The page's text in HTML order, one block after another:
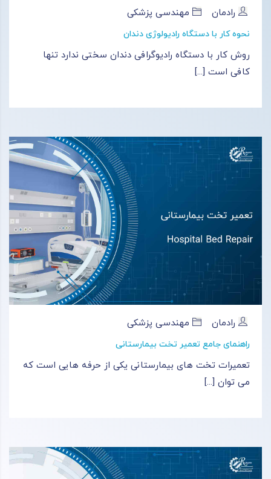
رادمان مهندسی پزشکی
نحوه کار با دستگاه رادیولوژی دندان
روش کار با دستگاه رادیوگرافی دندان سختی ندارد تنها
کافی‌ است [...]
رادمان مهندسی پزشکی
راهنمای جامع تعمیر تخت بیمارستانی
تعمیرات تخت های بیمارستانی یکی از حرفه‌ هایی است که
می‌ توان [...]